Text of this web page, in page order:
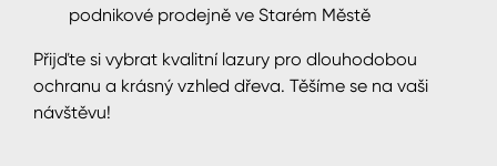
podnikové prodejně ve Starém Městě
Přijďte si vybrat kvalitní lazury pro dlouhodobou
ochranu a krásný vzhled dřeva. Těšíme se na vaši
návštěvu!